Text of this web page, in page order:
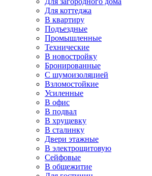
Для коттеджа
В квартиру
Подъездные
Промышленные
Технические
В новостройку
Бронированные
С шумоизоляцией
Взломостойкие
Усиленные
В офис
В подвал
В хрущевку
В сталинку
Двери этажные
В электрощитовую
Сейфовые
В общежитие